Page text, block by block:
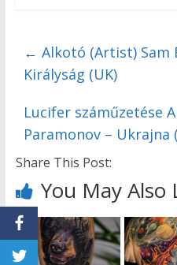
← Alkotó (Artist) Sam
Királyság (UK)
Lucifer száműzetése
Paramonov – Ukrajna
Share This Post:
You May Also